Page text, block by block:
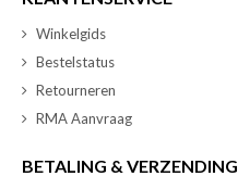
Winkelgids
Bestelstatus
Retourneren
RMA Aanvraag
BETALING & VERZENDING